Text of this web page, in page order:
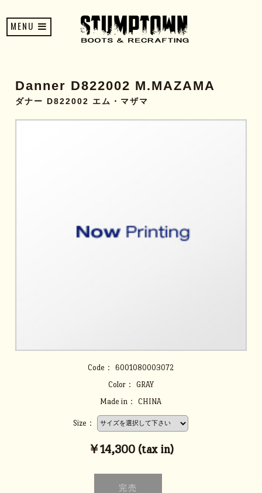
MENU
Danner D822002 M.MAZAMA
ダナー D822002 エム・マザマ
Code：
6001080003072
Color：
GRAY
Made in：
CHINA
Size：
￥14,300 (tax in)